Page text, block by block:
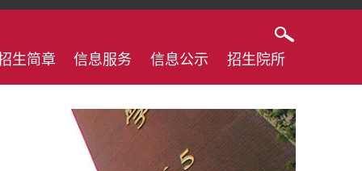
生简章 信息服务 信息公示 招生院所